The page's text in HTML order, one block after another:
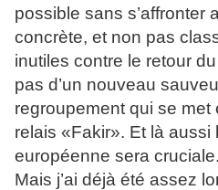
possible sans s’affronter
concrète, et non pas
inutiles contre le retour
pas d’un nouveau
regroupement qui se met
relais «Fakir». Et là
européenne sera cruciale.
Mais j’ai déjà été assez